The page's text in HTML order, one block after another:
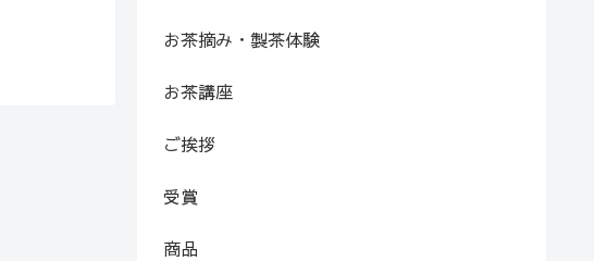
お茶摘み・製茶体験
お茶講座
ご挨拶
受賞
商品